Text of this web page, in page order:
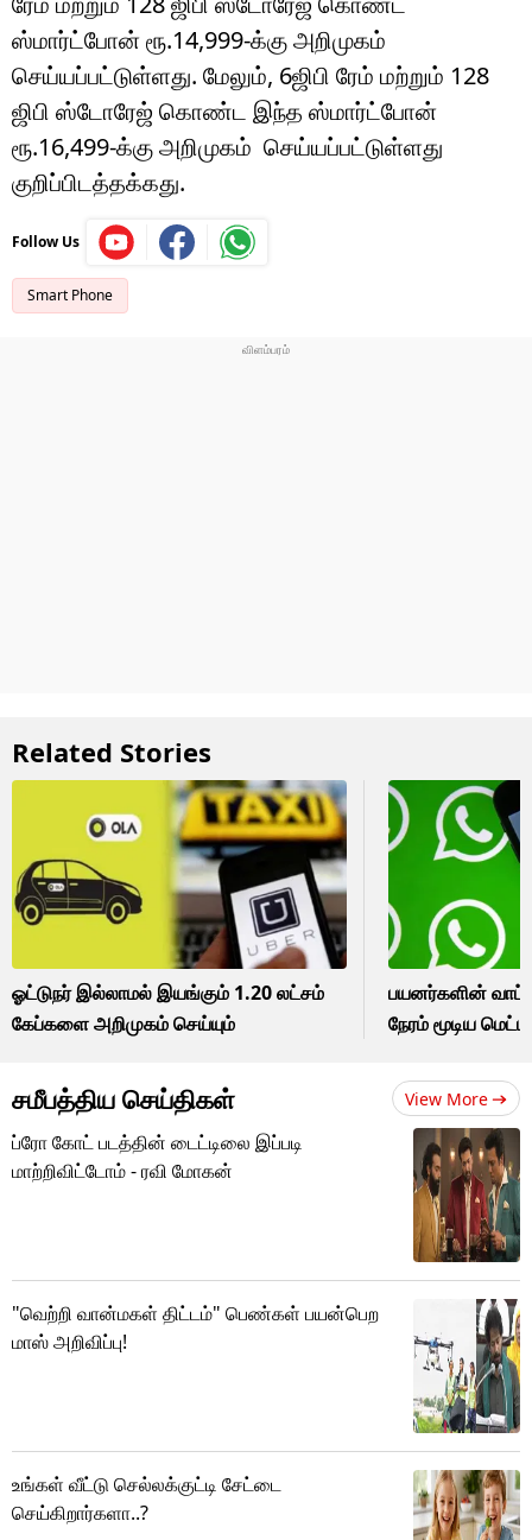
ஸ்மார்ட்போன் ரூ.14,999-க்கு அறிமுகம்
செய்யப்பட்டுள்ளது. மேலும், 6ஜிபி ரேம் மற்றும் 128
ஜிபி ஸ்டோரேஜ் கொண்ட இந்த ஸ்மார்ட்போன்
ரூ.16,499-க்கு அறிமுகம் செய்யப்பட்டுள்ளது
குறிப்பிடத்தக்கது.
Follow Us
Smart Phone
Related Stories
ஓட்டுநர் இல்லாமல் இயங்கும் 1.20 லட்சம்
கேப்களை அறிமுகம் செய்யும்
பயனர்களின்
நேரம் மூடிய
சமீபத்திய செய்திகள் View More
ப்ரோ கோட் படத்தின் டைட்டிலை இப்படி
மாற்றிவிட்டோம் - ரவி மோகன்
"வெற்றி வான்மகள் திட்டம்" பெண்கள் பயன்பெற
மாஸ் அறிவிப்பு!
உங்கள் வீட்டு செல்லக்குட்டி சேட்டை
செய்கிறார்களா..?